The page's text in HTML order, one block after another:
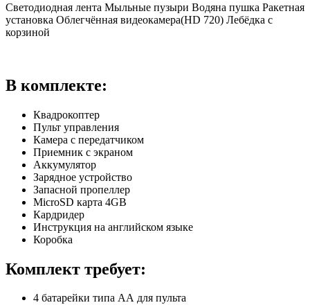
Светодиодная лента Мыльные пузыри Водяна пушка Ракетная
установка Облегчённая видеокамера(HD 720) Лебёдка с
корзиной
В комплекте:
Квадрокоптер
Пульт управления
Камера с передатчиком
Приемник с экраном
Аккумулятор
Зарядное устройство
Запасной пропеллер
MicroSD карта 4GB
Кардридер
Инструкция на английском языке
Коробка
Комплект требует:
4 батарейки типа АА для пульта